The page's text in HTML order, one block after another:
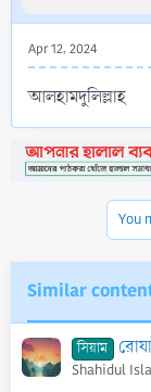
Apr 12, 2024
আলহামদুলিল্লাহ
You
Similar
সিয়াম
Shahidul